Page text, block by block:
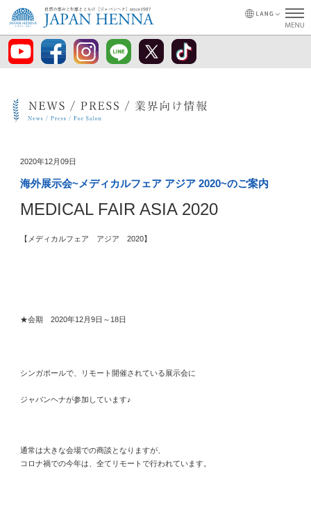
2020年12月09日
海外展示会~メディカルフェア アジア 2020~のご案内
MEDICAL FAIR ASIA 2020
【メディカルフェア アジア 2020】
★会期 2020年12月9日～18日
シンガポールで、リモート開催されている展示会に
ジャパンヘナが参加しています♪
通常は大きな会場での商談となりますが、
コロナ禍での今年は、全てリモートで行われています。